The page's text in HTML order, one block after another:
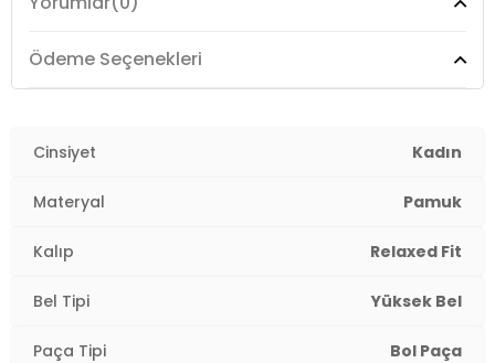
2DE15370601.67
Ödeme Seçenekleri
Cinsiyet Kadın
Materyal Pamuk
Kalıp Relaxed Fit
Bel Tipi Yüksek Bel
Paça Tipi Bol Paça